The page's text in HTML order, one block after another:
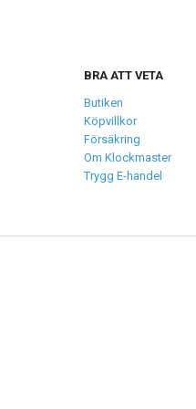
BRA ATT VETA
Butiken
Köpvillkor
Försäkring
Om Klockmaster
Trygg E-handel